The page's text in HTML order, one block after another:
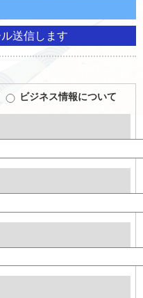
送信します
ビジネス情報について